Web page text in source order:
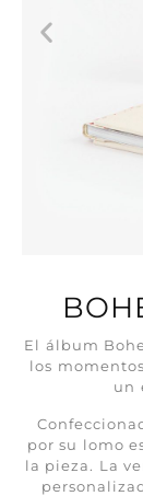
El álbum
los
un
por su lomo
la pieza. La